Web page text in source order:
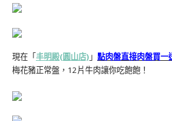
現在「丰明殿(圓山店) 」 點肉盤直接肉盤買一
梅花豬正常盤，12片牛肉讓你吃飽飽！